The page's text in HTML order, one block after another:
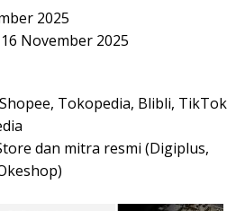
2025
November 2025
Tokopedia, Blibli, TikTok
dan mitra resmi (Digiplus,